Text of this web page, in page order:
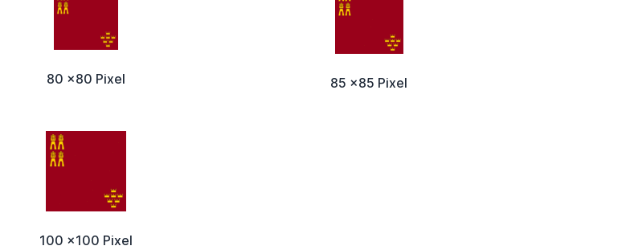
80 x80 Pixel 85 x85 Pixel
100 x100 Pixel